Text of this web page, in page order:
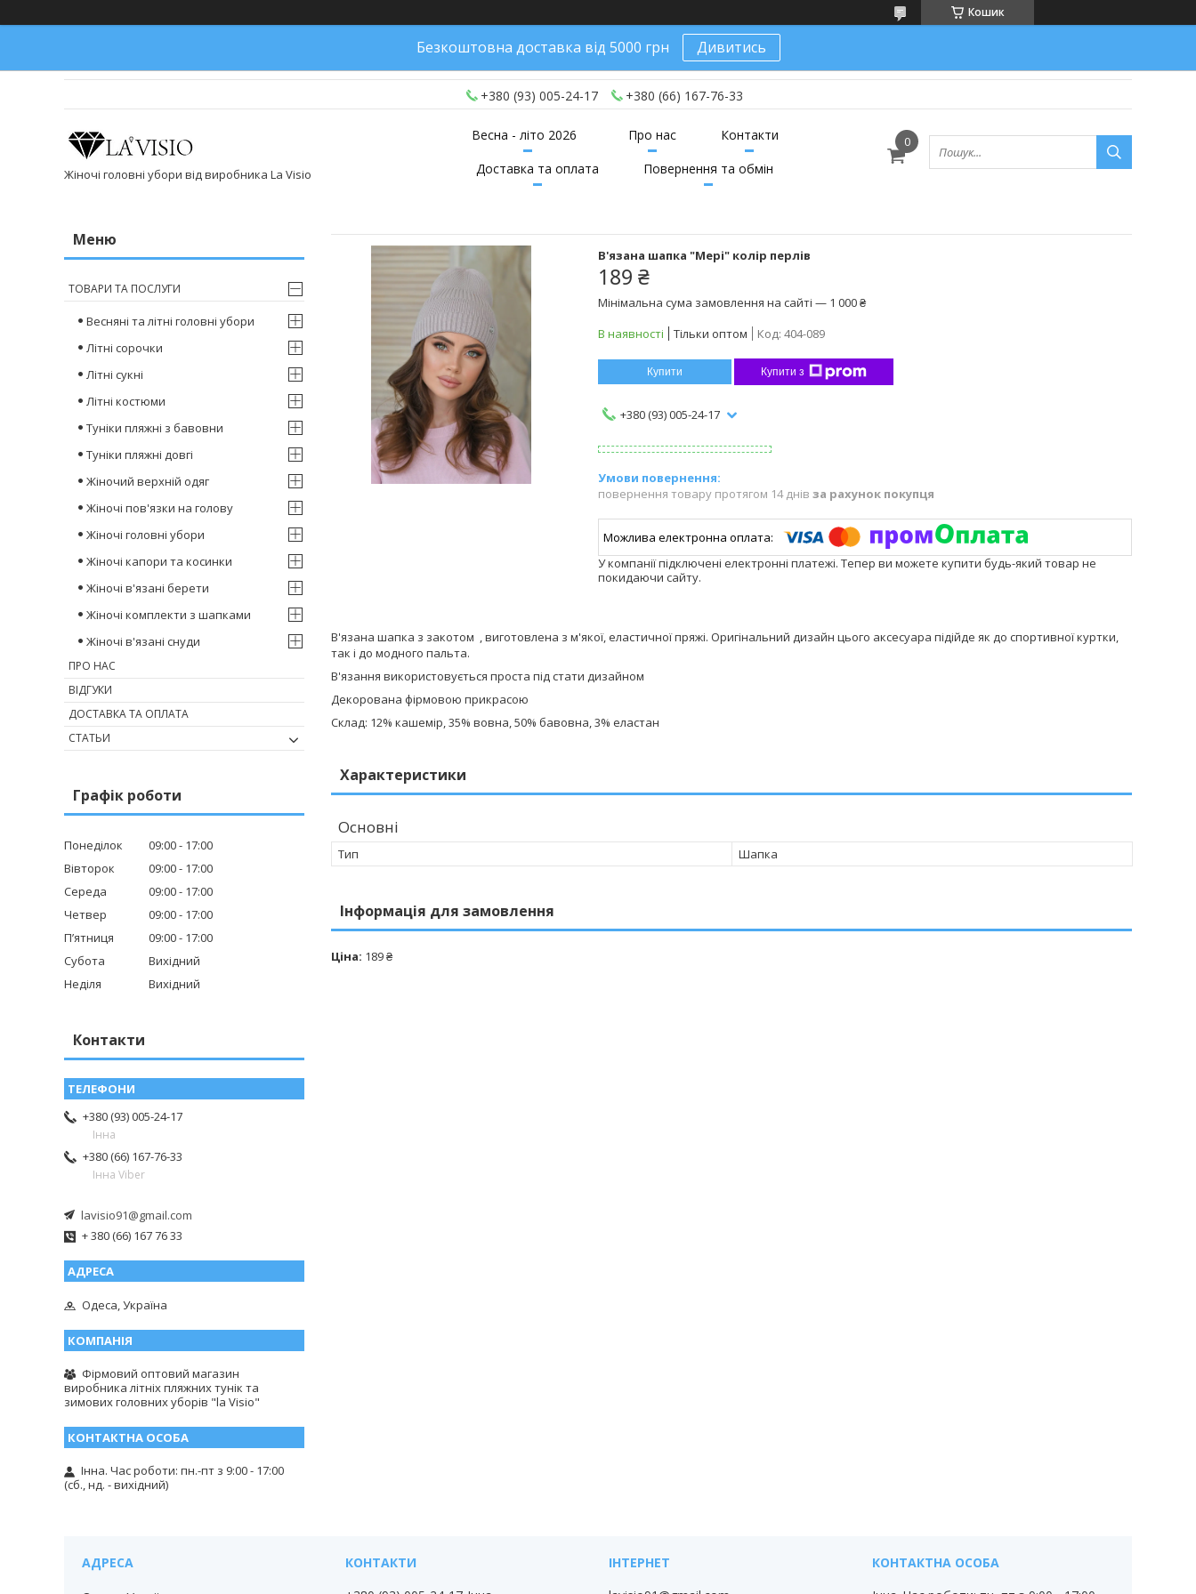
Кошик
Безкоштовна доставка від 5000 грн Дивитись
+380 (93) 005-24-17 +380 (66) 167-76-33
Жіночі головні убори від виробника La Visio
Весна - літо 2026 Про нас
Контакти
Доставка та оплата
Повернення та обмін
В'язана шапка "Мері" колір перлів
189 ₴
Мінімальна сума замовлення на сайті — 1 000 ₴
В наявності
Тільки оптом Код: 404-089
Купити Купити з
+380 (93) 005-24-17
повернення товару протягом 14 днів за рахунок покупця
У компанії підключені електронні платежі. Тепер ви можете купити будь-який товар не
покидаючи сайту.
В'язана шапка з закотом , виготовлена з м'якої, еластичної пряжі. Оригінальний дизайн цього аксесуара підійде як до спортивної куртки,
так і до модного пальта.
В'язання використовується проста під стати дизайном
Декорована фірмовою прикрасою
Склад: 12% кашемір, 35% вовна, 50% бавовна, 3% еластан
Характеристики
Основні
Тип Шапка
Інформація для замовлення
Ціна: 189 ₴
ТОВАРИ ТА ПОСЛУГИ
Весняні та літні головні убори
Літні сорочки
Літні сукні
Літні костюми
Туніки пляжні з бавовни
Туніки пляжні довгі
Жіночий верхній одяг
Жіночі пов'язки на голову
Жіночі головні убори
Жіночі капори та косинки
Жіночі в'язані берети
Жіночі комплекти з шапками
Жіночі в'язані снуди
ПРО НАС
ВІДГУКИ
ДОСТАВКА ТА ОПЛАТА
СТАТЬИ
Графік роботи
Понеділок 09:00
17:00
Вівторок
09:00
17:00
Середа
09:00
17:00
Четвер
09:00
17:00
Пʼятниця
09:00
17:00
Субота
Вихідний
Неділя
Вихідний
Контакти
+380 (93) 005-24-17
Інна
+380 (66) 167-76-33
Інна Viber
lavisio91@gmail.com
+ 380 (66) 167 76 33
Одеса, Україна
Фірмовий оптовий магазин
виробника літніх пляжних тунік та
зимових головних уборів "la Visio"
Інна. Час роботи: пн.-пт з 9:00 - 17:00
(сб., нд. - вихідний)